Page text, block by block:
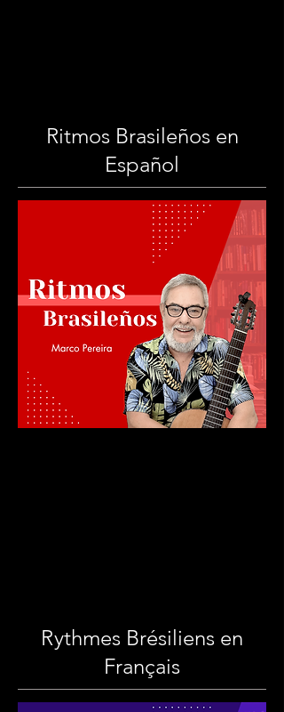
Ritmos Brasileños en
Español
Rythmes Brésiliens en
Français